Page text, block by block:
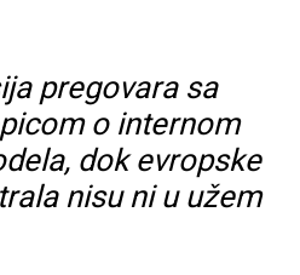
pregovara sa
o internom
dok evropske
nisu ni u užem